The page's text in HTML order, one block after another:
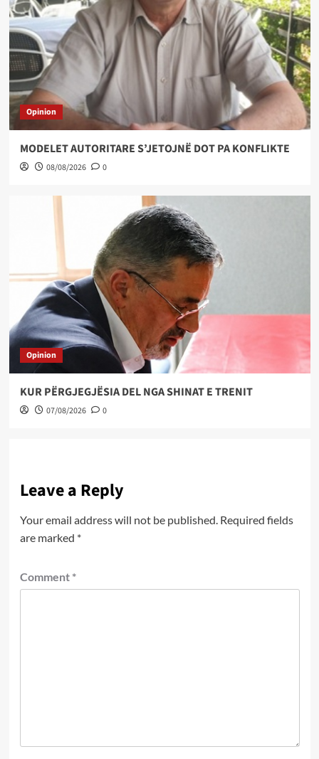
Opinion
MODELET AUTORITARE S’JETOJNË DOT PA KONFLIKTE
08/08/2026 0
Opinion
KUR PËRGJEGJËSIA DEL NGA SHINAT E TRENIT
07/08/2026 0
Leave a Reply
Your email address will not be published. Required fields
are marked *
Comment *